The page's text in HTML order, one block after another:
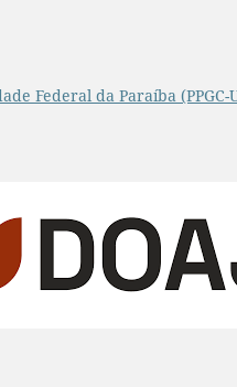
Federal da Paraíba (PPGC-